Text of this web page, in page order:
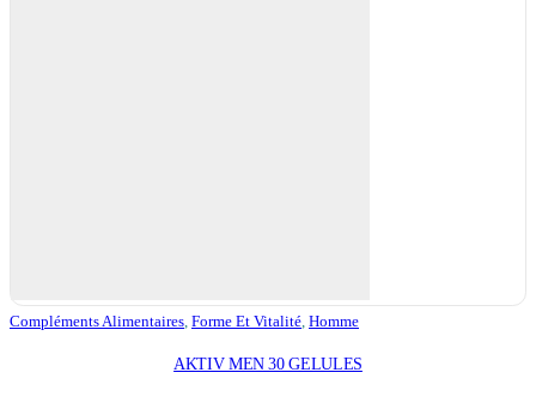
Compléments Alimentaires Forme Et Vitalité Homme
AKTIV MEN 30 GELULES